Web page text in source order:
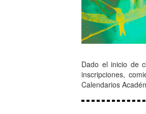
Dado el inicio de
inscripciones,
Calendarios